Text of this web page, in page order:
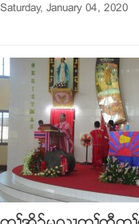
Saturday, January 04, 2020